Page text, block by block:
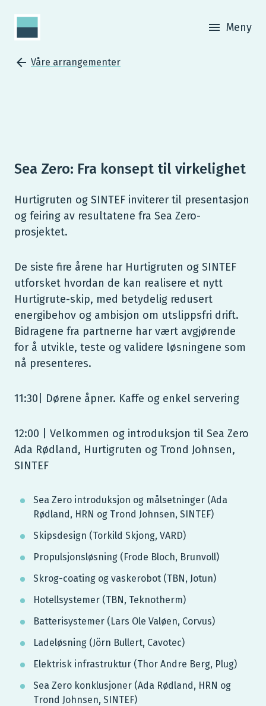
Meny
Våre arrangementer
Sea Zero: Fra konsept til virkelighet
Hurtigruten og SINTEF inviterer til presentasjon
og feiring av resultatene fra Sea Zero-
prosjektet.
De siste fire årene har Hurtigruten og SINTEF
utforsket hvordan de kan realisere et nytt
Hurtigrute-skip, med betydelig redusert
energibehov og ambisjon om utslippsfri drift.
Bidragene fra partnerne har vært avgjørende
for å utvikle, teste og validere løsningene som
nå presenteres.
11:30| Dørene åpner. Kaffe og enkel servering
12:00 | Velkommen og introduksjon til Sea Zero
Ada Rødland, Hurtigruten og Trond Johnsen,
SINTEF
Sea Zero introduksjon og målsetninger (Ada
Rødland, HRN og Trond Johnsen, SINTEF)
Skipsdesign (Torkild Skjong, VARD)
Propulsjonsløsning (Frode Bloch, Brunvoll)
Skrog-coating og vaskerobot (TBN, Jotun)
Hotellsystemer (TBN, Teknotherm)
Batterisystemer (Lars Ole Valøen, Corvus)
Ladeløsning (Jörn Bullert, Cavotec)
Elektrisk infrastruktur (Thor Andre Berg, Plug)
Sea Zero konklusjoner (Ada Rødland, HRN og
Trond Johnsen, SINTEF)